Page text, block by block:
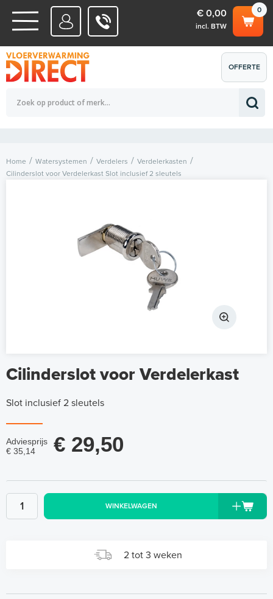
WATERSYSTEMEN
ELEKTRISCHE SYSTEMEN
0
€ 0,00
incl. BTW
Totaalbedrag (incl. BTW) € 0,00
OFFERTE
AANVRAGEN
Home Watersystemen Verdelers
Verdelerkasten
Cilinderslot voor Verdelerkast Slot inclusief 2 sleutels
Cilinderslot voor Verdelerkast
Slot inclusief 2 sleutels
Adviesprijs
€ 35,14
€ 29,50
WINKELWAGEN
2 tot 3 weken